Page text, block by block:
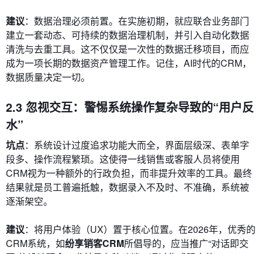
建议：数据治理必须前置。在实施初期，就应联合业务部门
建立一套动态、可持续的数据治理机制，并引入自动化数据
清洗与去重工具。这不仅仅是一次性的数据迁移项目，而应
成为一项长期的数据资产管理工作。记住，AI时代的CRM，
数据质量决定一切。
2.3 忽视交互：警惕系统操作复杂导致的“用户反
水”
坑点：系统设计过度追求功能大而全，界面层级深、表单字
段多、操作流程繁琐。这使得一线销售或客服人员将使用
CRM视为一种额外的行政负担，而非提升效率的工具。最终
结果就是员工普遍抵触，数据录入不及时、不准确，系统被
逐渐架空。
建议：将用户体验（UX）置于核心位置。在2026年，优秀的
CRM系统，如纷享销客CRM所倡导的，应当推广“对话即交